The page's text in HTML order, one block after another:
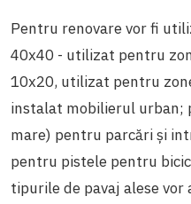
Pentru renovare vor fi
40x40 - utilizat pentru
10x20, utilizat pentru
instalat mobilierul urban;
mare) pentru parcări și
pentru pistele pentru
tipurile de pavaj alese vor